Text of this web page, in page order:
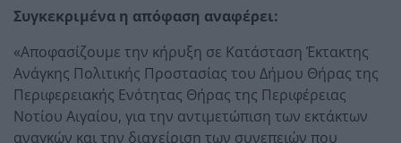
Συγκεκριμένα η απόφαση αναφέρει:
«Αποφασίζουμε την κήρυξη σε Κατάσταση Έκτακτης
Ανάγκης Πολιτικής Προστασίας του Δήμου Θήρας της
Περιφερειακής Ενότητας Θήρας της Περιφέρειας
Νοτίου Αιγαίου, για την αντιμετώπιση των εκτάκτων
αναγκών και την διαχείριση των συνεπειών που